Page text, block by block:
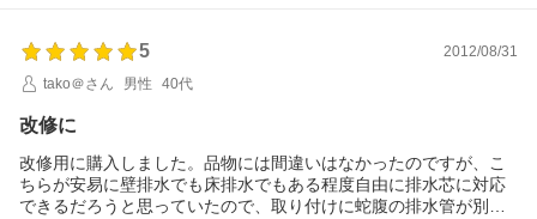
5
2012/08/31
tako＠さん
男性 40代
改修に
改修用に購入しました。品物には間違いはなかったのですが、こ
ちらが安易に壁排水でも床排水でもある程度自由に排水芯に対応
できるだろうと思っていたので、取り付けに蛇腹の排水管が別途